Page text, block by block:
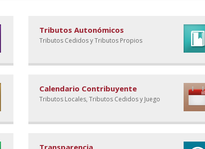
Tributos Autonómicos
Tributos Cedidos y Tributos Propios
Calendario Contribuyente
Tributos Locales, Tributos Cedidos y Juego
Transparencia